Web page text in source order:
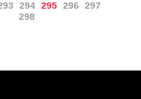
294 295 296
297
298